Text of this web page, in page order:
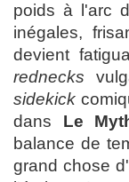
poids à l'arc
inégales,
devient
rednecks
sidekick
dans Le
balance de
grand chose